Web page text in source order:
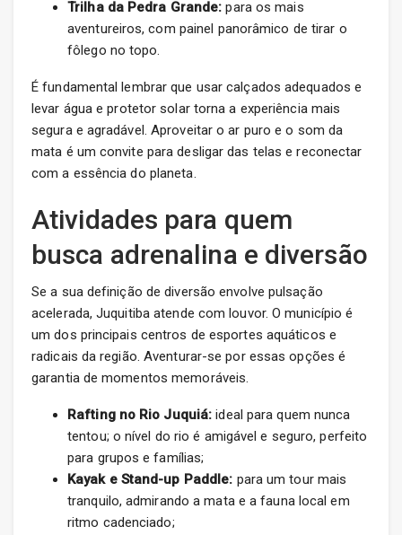
Trilha da Pedra Grande: para os mais
aventureiros, com painel panorâmico de tirar o
fôlego no topo.
É fundamental lembrar que usar calçados adequados e
levar água e protetor solar torna a experiência mais
segura e agradável. Aproveitar o ar puro e o som da
mata é um convite para desligar das telas e reconectar
com a essência do planeta.
Atividades para quem
busca adrenalina e diversão
Se a sua definição de diversão envolve pulsação
acelerada, Juquitiba atende com louvor. O município é
um dos principais centros de esportes aquáticos e
radicais da região. Aventurar-se por essas opções é
garantia de momentos memoráveis.
Rafting no Rio Juquiá: ideal para quem nunca
tentou; o nível do rio é amigável e seguro, perfeito
para grupos e famílias;
Kayak e Stand-up Paddle: para um tour mais
tranquilo, admirando a mata e a fauna local em
ritmo cadenciado;